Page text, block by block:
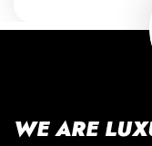
WE ARE